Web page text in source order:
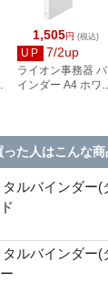
1,505円 (税込)
UP 7/2up
ライオン事務器 バ
インダー A4 ホワイ
った人はこんな
ルバインダー
ルバインダー